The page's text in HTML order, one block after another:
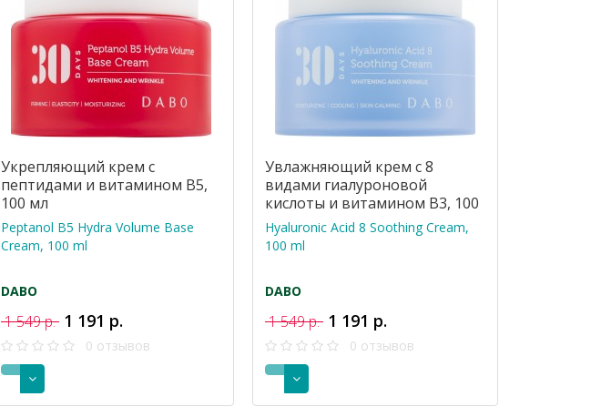
Укрепляющий крем с
пептидами и витамином B5,
100 мл
Peptanol B5 Hydra Volume Base
Cream, 100 ml
DABO
1 549 р. 1 191 р.
0 отзывов
Увлажняющий крем с 8
видами гиалуроновой
кислоты и витамином B3, 100
мл
Hyaluronic Acid 8 Soothing Cream,
100 ml
DABO
1 549 р. 1 191 р.
0 отзывов